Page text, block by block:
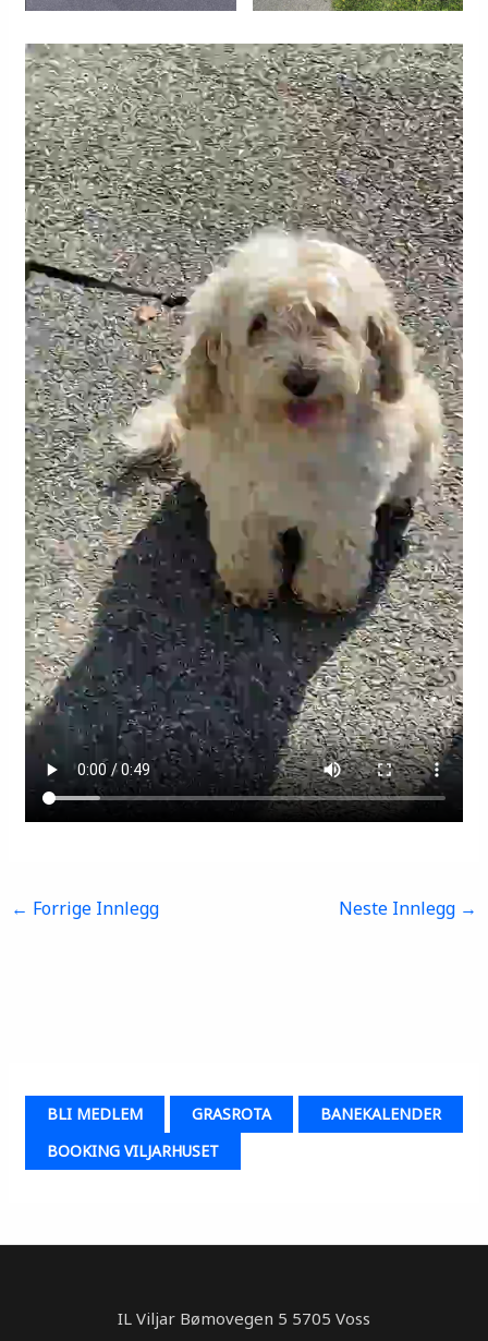
← Forrige Innlegg Neste Innlegg →
BLI MEDLEM GRASROTA
BANEKALENDER
BOOKING VILJARHUSET
IL Viljar Bømovegen 5 5705 Voss